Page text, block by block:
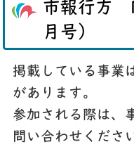
市報行方
月号）
掲載している事業
があります。
参加される際は、
問い合わせくださ